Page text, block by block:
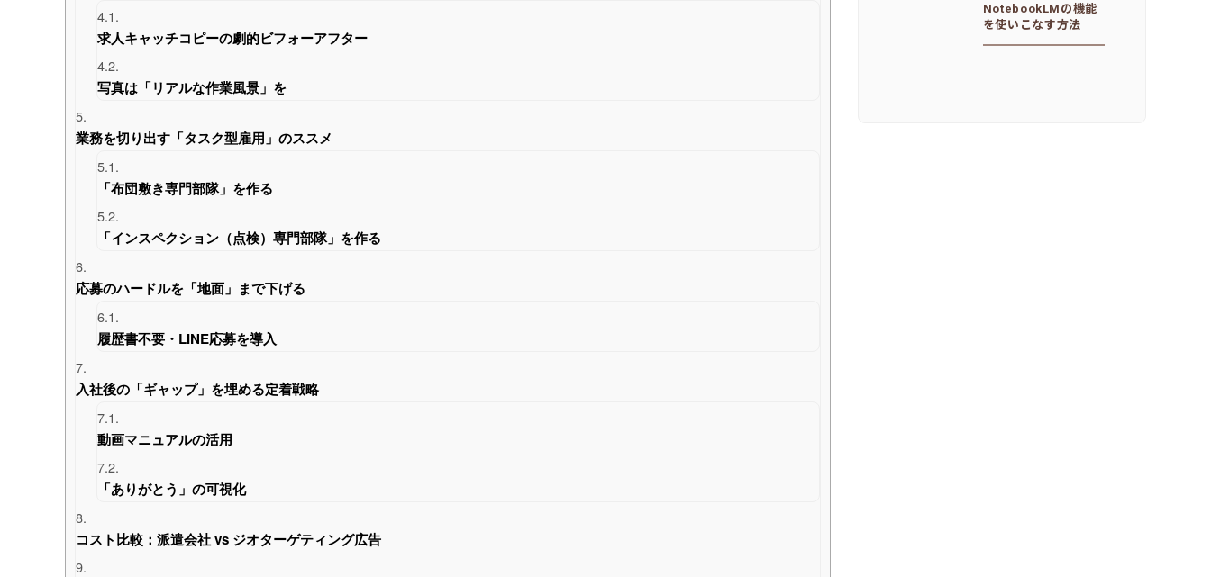
4.1.
求人キャッチコピーの劇的ビフォーアフター
4.2.
写真は「リアルな作業風景」を
5.
業務を切り出す「タスク型雇用」のススメ
5.1.
「布団敷き専門部隊」を作る
5.2.
「インスペクション（点検）専門部隊」を作る
6.
応募のハードルを「地面」まで下げる
6.1.
履歴書不要・LINE応募を導入
7.
入社後の「ギャップ」を埋める定着戦略
7.1.
動画マニュアルの活用
7.2.
「ありがとう」の可視化
8.
コスト比較：派遣会社 vs ジオターゲティング広告
9.
NotebookLMの機能
を使いこなす方法